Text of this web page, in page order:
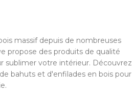
massif depuis de nombreuses
propose des produits de qualité
sublimer votre intérieur. Découvrez
bahuts et d'enfilades en bois pour